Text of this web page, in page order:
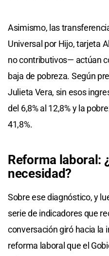
Asimismo, las
Universal por Hijo, tarjeta
no contributivos— actúan
baja de pobreza. Según
Julieta Vera, sin esos
del 6,8% al 12,8% y la
41,8%.
Reforma laboral:
necesidad?
Sobre ese diagnóstico, y
serie de indicadores que
conversación giró hacia la
reforma laboral que el